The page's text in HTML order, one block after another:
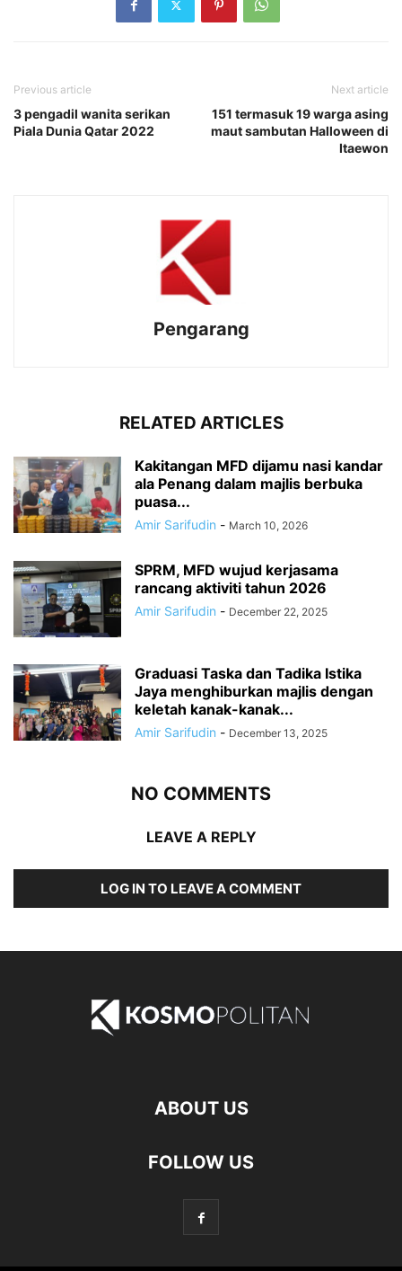
Previous article
3 pengadil wanita serikan
Piala Dunia Qatar 2022
Next article
151 termasuk 19 warga asing
maut sambutan Halloween di
Itaewon
Pengarang
RELATED ARTICLES
Kakitangan MFD dijamu nasi kandar
ala Penang dalam majlis berbuka
puasa...
Amir Sarifudin - March 10, 2026
SPRM, MFD wujud kerjasama
rancang aktiviti tahun 2026
Amir Sarifudin - December 22, 2025
Graduasi Taska dan Tadika Istika
Jaya menghiburkan majlis dengan
keletah kanak-kanak...
Amir Sarifudin - December 13, 2025
NO COMMENTS
LEAVE A REPLY
LOG IN TO LEAVE A COMMENT
ABOUT US
FOLLOW US